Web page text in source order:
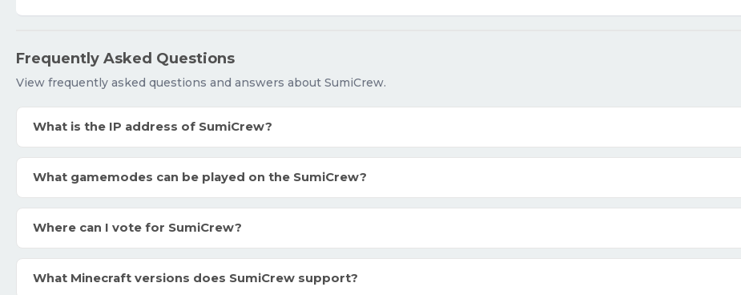
Frequently Asked Questions
View frequently asked questions and answers about SumiCrew.
What is the IP address of SumiCrew?
What gamemodes can be played on the SumiCrew?
Where can I vote for SumiCrew?
What Minecraft versions does SumiCrew support?